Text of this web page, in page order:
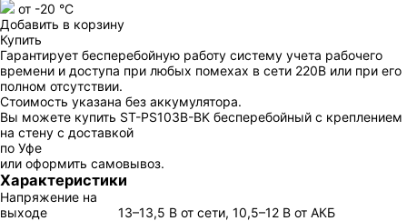
от -20 °С
Добавить в корзину
Купить
Гарантирует бесперебойную работу систему учета рабочего
времени и доступа при любых помехах в сети 220В или при его
полном отсутствии.
Стоимость указана без аккумулятора.
Вы можете купить ST-PS103B-BK бесперебойный с креплением
на стену с доставкой
по Уфе
или оформить самовывоз.
Характеристики
Напряжение на
выходе
13–13,5 В от сети, 10,5–12 В от АКБ